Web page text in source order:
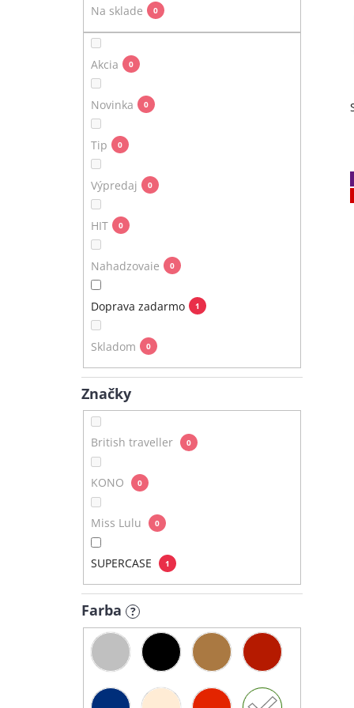
Na sklade 0
Akcia 0
Novinka 0
Tip 0
Výpredaj 0
HIT 0
Nahadzovaie 0
Doprava zadarmo 1
Skladom 0
Značky
British traveller 0
KONO 0
Miss Lulu 0
SUPERCASE 1
Farba ?